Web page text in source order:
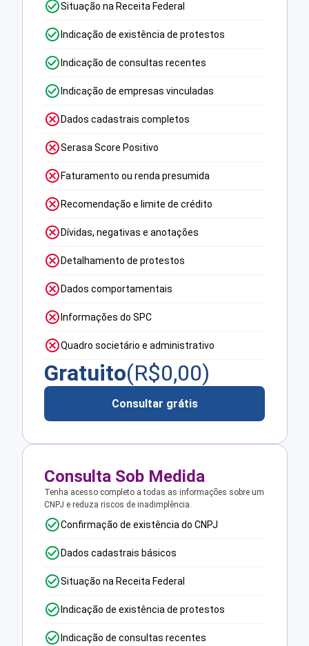
Situação na Receita Federal
Indicação de existência de protestos
Indicação de consultas recentes
Indicação de empresas vinculadas
Dados cadastrais completos
Serasa Score Positivo
Faturamento ou renda presumida
Recomendação e limite de crédito
Dívidas, negativas e anotações
Detalhamento de protestos
Dados comportamentais
Informações do SPC
Quadro societário e administrativo
Gratuito(R$0,00)
Consultar grátis
Consulta Sob Medida
Tenha acesso completo a todas as informações sobre um
CNPJ e reduza riscos de inadimplência.
Confirmação de existência do CNPJ
Dados cadastrais básicos
Situação na Receita Federal
Indicação de existência de protestos
Indicação de consultas recentes